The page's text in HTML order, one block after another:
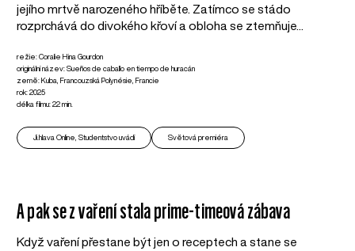
jejího mrtvě narozeného hříběte. Zatímco se stádo
rozprchává do divokého křoví a obloha se ztemňuje...
režie: Coralie Hina Gourdon
originální název: Sueños de caballo en tiempo de huracán
země: Kuba, Francouzská Polynésie, Francie
rok: 2025
délka filmu: 22 min.
Ji.hlava Online, Studentstvo uvádí Světová premiéra
A pak se z vaření stala prime-timeová zábava
Když vaření přestane být jen o receptech a stane se